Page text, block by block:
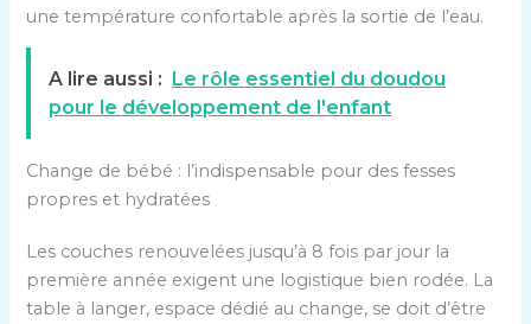
une température confortable après la sortie de l’eau.
A lire aussi : Le rôle essentiel du doudou
pour le développement de l'enfant
Change de bébé : l’indispensable pour des fesses
propres et hydratées
Les couches renouvelées jusqu’à 8 fois par jour la
première année exigent une logistique bien rodée. La
table à langer, espace dédié au change, se doit d’être